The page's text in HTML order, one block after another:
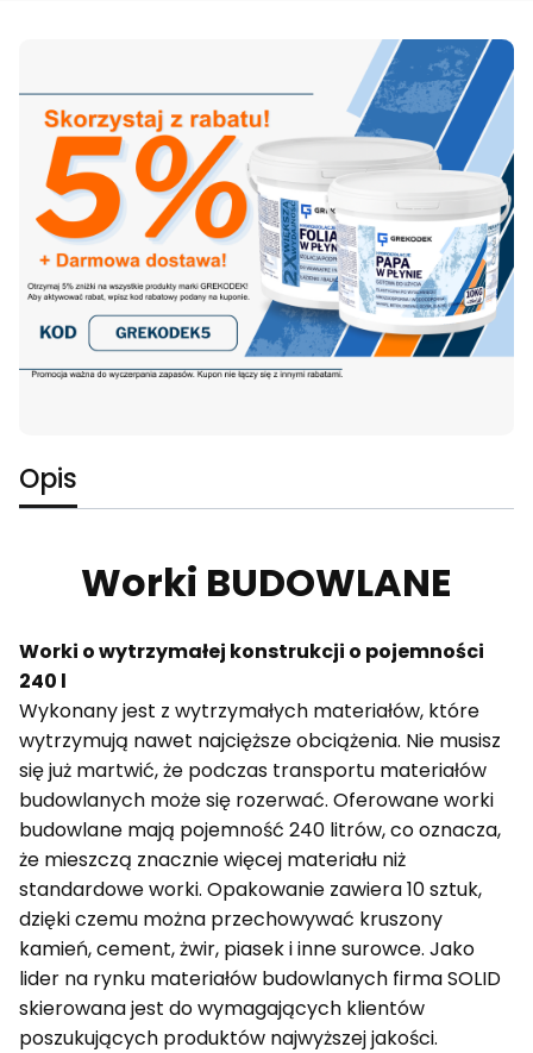
Opis
Worki BUDOWLANE
Worki o wytrzymałej konstrukcji o pojemności
240 l
Wykonany jest z wytrzymałych materiałów, które
wytrzymują nawet najcięższe obciążenia. Nie musisz
się już martwić, że podczas transportu materiałów
budowlanych może się rozerwać. Oferowane worki
budowlane mają pojemność 240 litrów, co oznacza,
że mieszczą znacznie więcej materiału niż
standardowe worki. Opakowanie zawiera 10 sztuk,
dzięki czemu można przechowywać kruszony
kamień, cement, żwir, piasek i inne surowce. Jako
lider na rynku materiałów budowlanych firma SOLID
skierowana jest do wymagających klientów
poszukujących produktów najwyższej jakości.